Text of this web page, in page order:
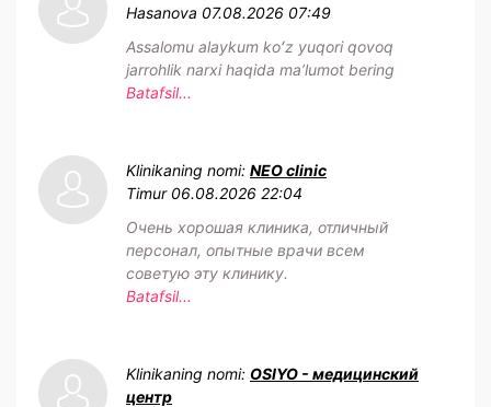
Hasanova 07.08.2026 07:49
Assalomu alaykum koʻz yuqori qovoq
jarrohlik narxi haqida maʼlumot bering
Batafsil...
Klinikaning nomi: NEO clinic
Timur 06.08.2026 22:04
Очень хорошая клиника, отличный
персонал, опытные врачи всем
советую эту клинику.
Batafsil...
Klinikaning nomi: OSIYO - медицинский
центр